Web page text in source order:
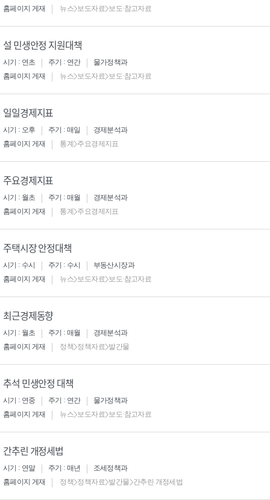
홈페이지 게재
뉴스>보도자료>보도·참고자료
설 민생안정 지원대책
시기 : 연초 주기 : 연간
물가정책과
홈페이지 게재
뉴스>보도자료>보도·참고자료
일일경제지표
시기 : 오후 주기 : 매일
경제분석과
홈페이지 게재
통계>주요경제지표
주요경제지표
시기 : 월초 주기 : 매월
경제분석과
홈페이지 게재
통계>주요경제지표
주택시장 안정대책
시기 : 수시 주기 : 수시
부동산시장과
홈페이지 게재
뉴스>보도자료>보도·참고자료
최근경제동향
시기 : 월초 주기 : 매월
경제분석과
홈페이지 게재
정책>정책자료>발간물
추석 민생안정 대책
시기 : 연중 주기 : 연간
물가정책과
홈페이지 게재
뉴스>보도자료>보도·참고자료
간추린 개정세법
시기 : 연말 주기 : 매년
조세정책과
홈페이지 게재
정책>정책자료>발간물>간추린 개정세법